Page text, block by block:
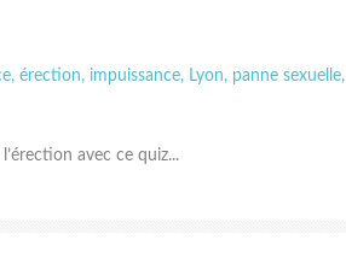
, érection, impuissance, Lyon, panne sexuelle,
avec ce quiz...